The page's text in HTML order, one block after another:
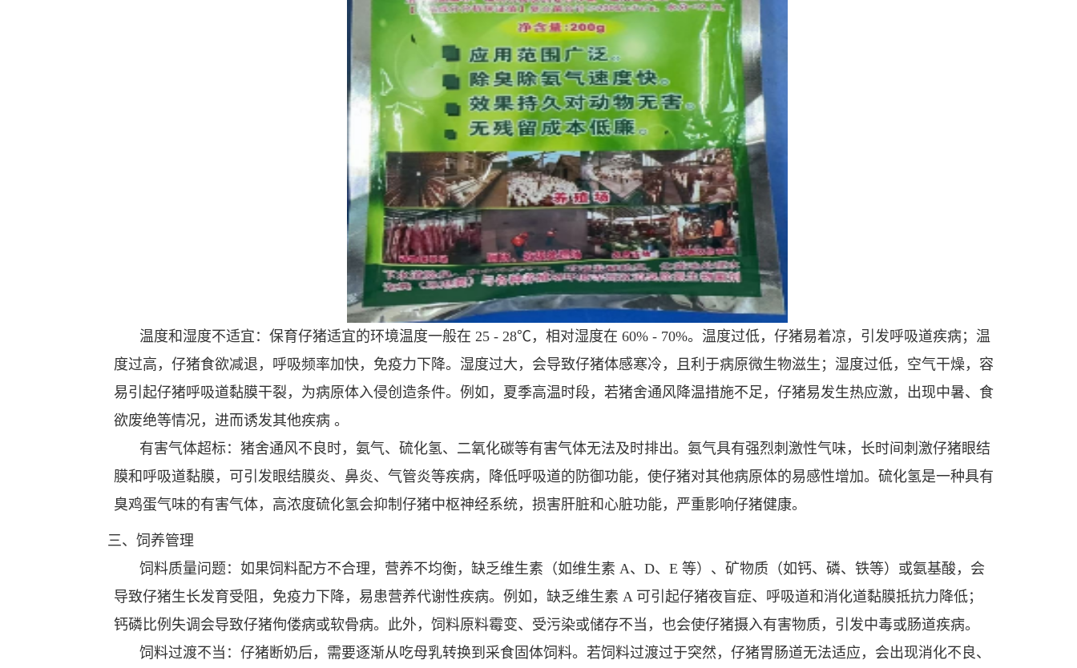
温度和湿度不适宜：保育仔猪适宜的环境温度一般在 25 - 28℃，相对湿度在 60% - 70%。温度过低，仔猪易着凉，引发呼吸道疾病；温
度过高，仔猪食欲减退，呼吸频率加快，免疫力下降。湿度过大，会导致仔猪体感寒冷，且利于病原微生物滋生；湿度过低，空气干燥，容
易引起仔猪呼吸道黏膜干裂，为病原体入侵创造条件。例如，夏季高温时段，若猪舍通风降温措施不足，仔猪易发生热应激，出现中暑、食
欲废绝等情况，进而诱发其他疾病 。
有害气体超标：猪舍通风不良时，氨气、硫化氢、二氧化碳等有害气体无法及时排出。氨气具有强烈刺激性气味，长时间刺激仔猪眼结
膜和呼吸道黏膜，可引发眼结膜炎、鼻炎、气管炎等疾病，降低呼吸道的防御功能，使仔猪对其他病原体的易感性增加。硫化氢是一种具有
臭鸡蛋气味的有害气体，高浓度硫化氢会抑制仔猪中枢神经系统，损害肝脏和心脏功能，严重影响仔猪健康。
三、饲养管理
饲料质量问题：如果饲料配方不合理，营养不均衡，缺乏维生素（如维生素 A、D、E 等）、矿物质（如钙、磷、铁等）或氨基酸，会
导致仔猪生长发育受阻，免疫力下降，易患营养代谢性疾病。例如，缺乏维生素 A 可引起仔猪夜盲症、呼吸道和消化道黏膜抵抗力降低；
钙磷比例失调会导致仔猪佝偻病或软骨病。此外，饲料原料霉变、受污染或储存不当，也会使仔猪摄入有害物质，引发中毒或肠道疾病。
饲料过渡不当：仔猪断奶后，需要逐渐从吃母乳转换到采食固体饲料。若饲料过渡过于突然，仔猪胃肠道无法适应，会出现消化不良、